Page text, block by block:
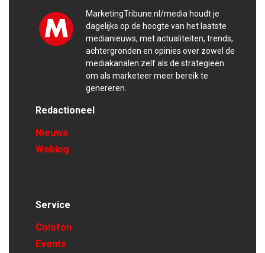
MarketingTribune.nl/media houdt je
dagelijks op de hoogte van het laatste
medianieuws, met actualiteiten, trends,
achtergronden en opinies over zowel de
mediakanalen zelf als de strategieën
om als marketeer meer bereik te
genereren.
Redactioneel
Nieuws
Weblog
Service
Colofon
Events